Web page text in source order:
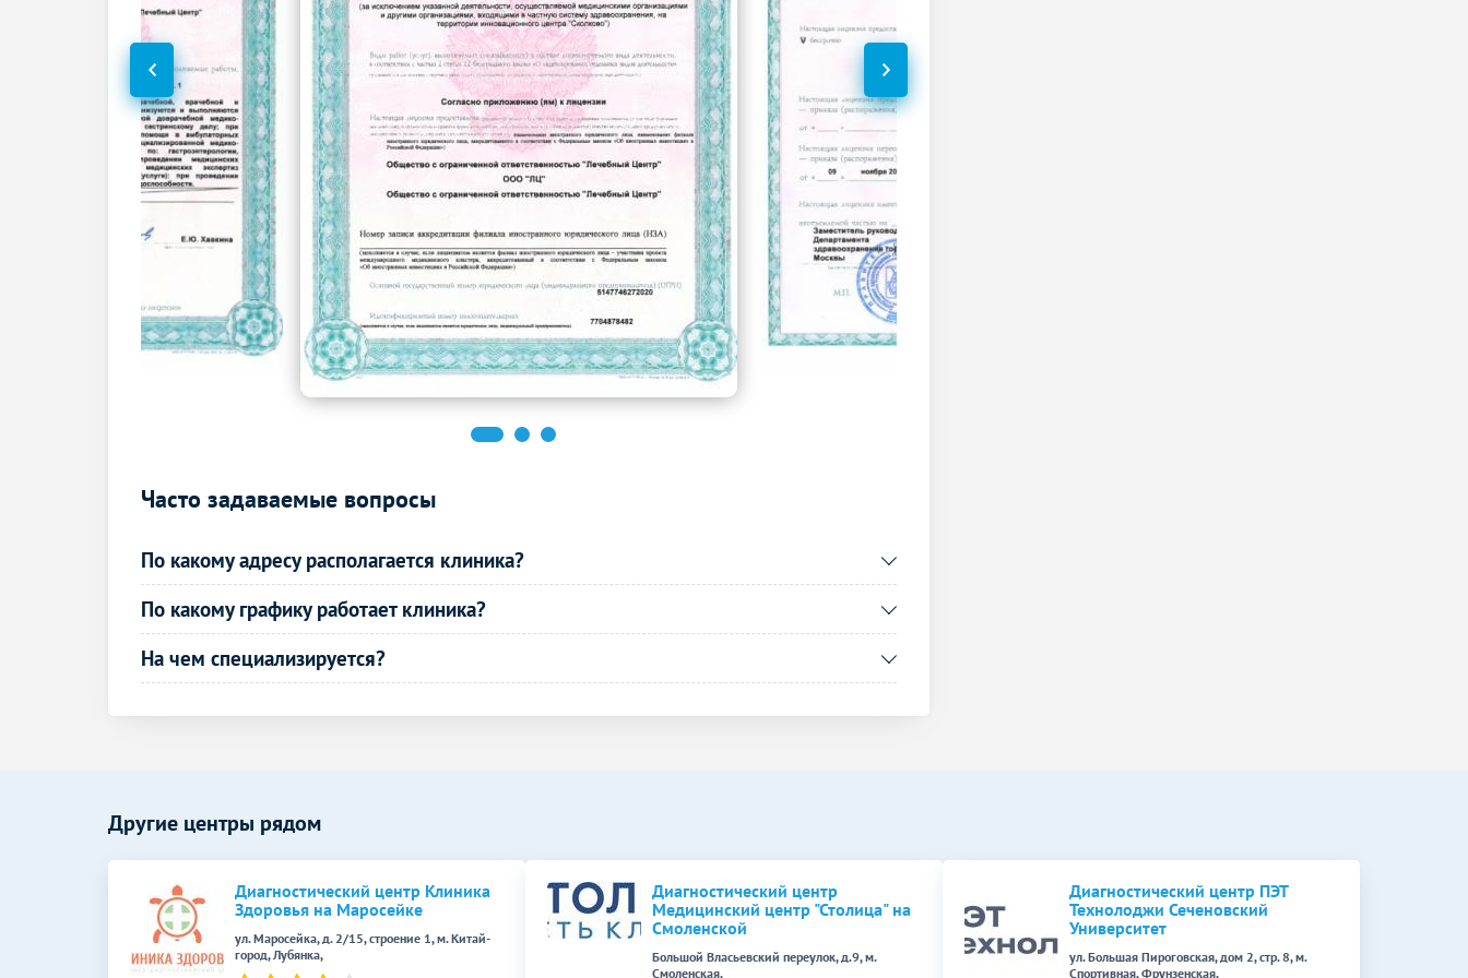
УЗИ щитовидной железы
2780р.
-
УЗИ селезенки
1060р.
Эхокардиография (УЗИ сердца)
2900р.
УЗИ периферических нервов
2100р.
-
УЗИ шейного отдела позвоночника
1660р.
УЗИ в акушерстве Без контраста С контрастом
УЗИ плода 3D 1880
УЗИ при многоплодной беременности
(скрининг)
3090р. -
Дуплексное сканирование сосудов Без контраста С контрастом
3590р.
УЗИ артерий нижних конечностей
(дуплексное)
Дуплексное сканирование дуги аорты и
ее ветвей
1590
Рентген головы
Рентген пазух носа
Рентген крестцово-копчиковой области
Рентген суставов и костей Без контраста С контрастом
Рентген плечевого сустава р.
-
Рентген ключицы
-
Часто задаваемые вопросы
По какому адресу располагается клиника?
По какому графику работает клиника?
На чем специализируется?
Другие центры рядом
Диагностический центр Клиника
Здоровья на Маросейке
ул. Маросейка, д. 2/15, строение 1, м. Китай-
город, Лубянка,
Диагностический центр
Медицинский центр "Столица" на
Смоленской
Большой Власьевский переулок, д.9, м.
Смоленская,
Диагностический центр ПЭТ
Технолоджи Сеченовский
Университет
ул. Большая Пироговская, дом 2, стр. 8, м.
Спортивная, Фрунзенская,